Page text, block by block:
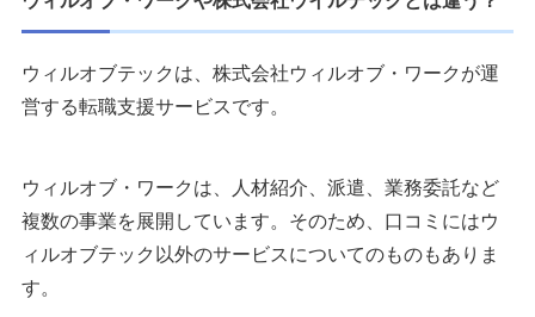
ウィルオブテックは、株式会社ウィルオブ・ワークが運
営する転職支援サービスです。
ウィルオブ・ワークは、人材紹介、派遣、業務委託など
複数の事業を展開しています。そのため、口コミにはウ
ィルオブテック以外のサービスについてのものもありま
す。